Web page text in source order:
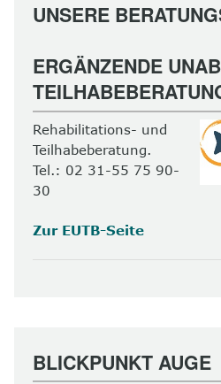
UNSERE
ERGÄNZENDE
Rehabilitations- und
Teilhabeberatung.
Tel.: 02 31-55 75 90-
30
Zur EUTB-Seite
BLICKPUNKT AUGE